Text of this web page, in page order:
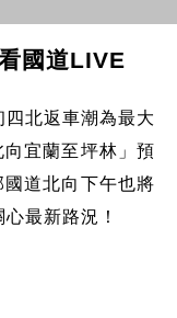
國道LIVE
北返車潮為最大
宜蘭至坪林」預
道北向下午也將
最新路況！